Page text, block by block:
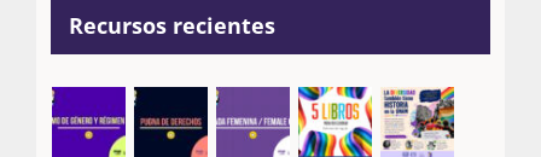
Recursos recientes